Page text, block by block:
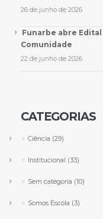
26 de junho de 2026
Funarbe abre
Comunidade
22 de junho de 2026
CATEGORIAS
Ciência (29)
Institucional (33)
Sem categoria (10)
Somos Escola (3)